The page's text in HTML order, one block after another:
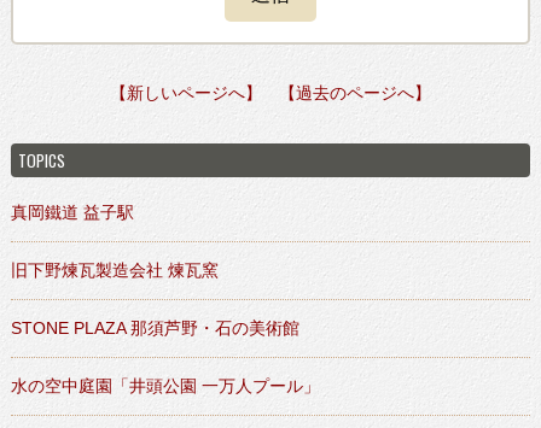
【新しいページへ】 【過去のページへ】
TOPICS
真岡鐵道 益子駅
旧下野煉瓦製造会社 煉瓦窯
STONE PLAZA 那須芦野・石の美術館
水の空中庭園「井頭公園 一万人プール」